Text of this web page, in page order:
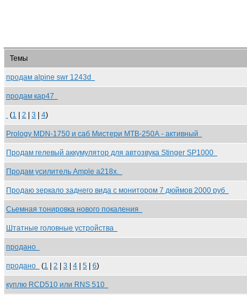
Темы
продам alpine swr 1243d
продам кар47
(1 2 3 4)
Prology MDN-1750 и саб Мистери МТВ-250А - активный
Продам гелевый аккумулятор для автозвука Stinger SP1000
Продам усилитель Ample a218x.
Продаю зеркало заднего вида с монитором 7 дюймов 2000 руб
Сьемная тонировка нового покаления
Штатные головные устройства
продано
продано (1 2 3 4 5 6)
куплю RCD510 или RNS 510